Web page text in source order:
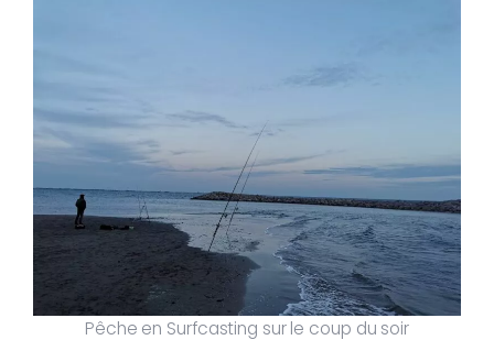
Pêche en Surfcasting sur le coup du soir